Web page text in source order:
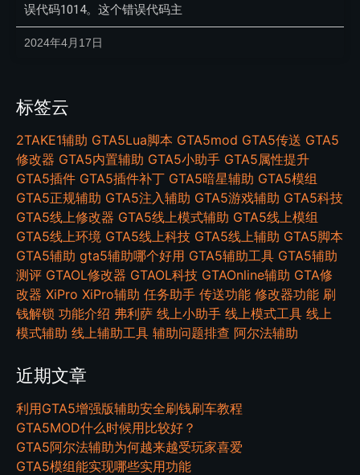
误代码1014。这个错误代码主
2024年4月17日
标签云
2TAKE1辅助 GTA5Lua脚本 GTA5mod GTA5传送 GTA5
修改器 GTA5内置辅助 GTA5小助手 GTA5属性提升
GTA5插件 GTA5插件补丁 GTA5暗星辅助 GTA5模组
GTA5正规辅助 GTA5注入辅助 GTA5游戏辅助 GTA5科技
GTA5线上修改器 GTA5线上模式辅助 GTA5线上模组
GTA5线上环境 GTA5线上科技 GTA5线上辅助 GTA5脚本
GTA5辅助 gta5辅助哪个好用 GTA5辅助工具 GTA5辅助
测评 GTAOL修改器 GTAOL科技 GTAOnline辅助 GTA修
改器 XiPro XiPro辅助 任务助手 传送功能 修改器功能 刷
钱解锁 功能介绍 弗利萨 线上小助手 线上模式工具 线上
模式辅助 线上辅助工具 辅助问题排查 阿尔法辅助
近期文章
利用GTA5增强版辅助安全刷钱刷车教程
GTA5MOD什么时候用比较好？
GTA5阿尔法辅助为何越来越受玩家喜爱
GTA5模组能实现哪些实用功能